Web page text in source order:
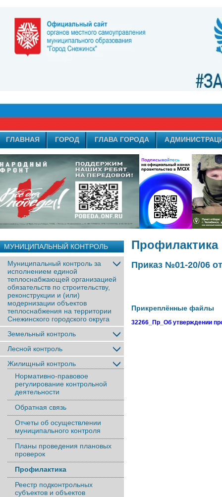
ГЛАВНАЯ ГОРОД ГЛАВА ГОРОДА
МУНИЦИПАЛЬНЫЙ КОНТРОЛЬ
Муниципальный контроль за
исполнением единой
теплоснабжающей организацией
обязательств по строительству,
реконструкции и (или)
модернизации объектов
теплоснабжения на территории
Снежинского городского округа
Земельный контроль
Лесной контроль
Жилищный контроль
Нормативно-правовое
регулирование контрольной
деятельности
Обратная связь
Отчеты об осуществлении
муниципального контроля
Планы проведения плановых
проверок
Профилактика
Реестр подконтрольных
субъектов и объектов
Профилактика
Приказ №01-20/06
Прикреплённые файлы
32266_Пр_Об утверждении